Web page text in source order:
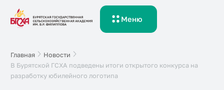
Меню
Главная
Новости
В Бурятской ГСХА подведены итоги открытого конкурса на
разработку юбилейного логотипа